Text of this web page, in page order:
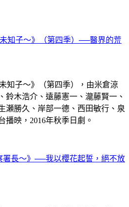
未知子～》（第四季）──醫界的荒
知子～》（第四季），由米倉涼
鈴木浩介、遠藤憲一、瀧藤賢一、
瀬勝久、岸部一德、西田敏行、泉
播映，2016年秋季日劇。
署長～》──我以櫻花起誓，絕不放